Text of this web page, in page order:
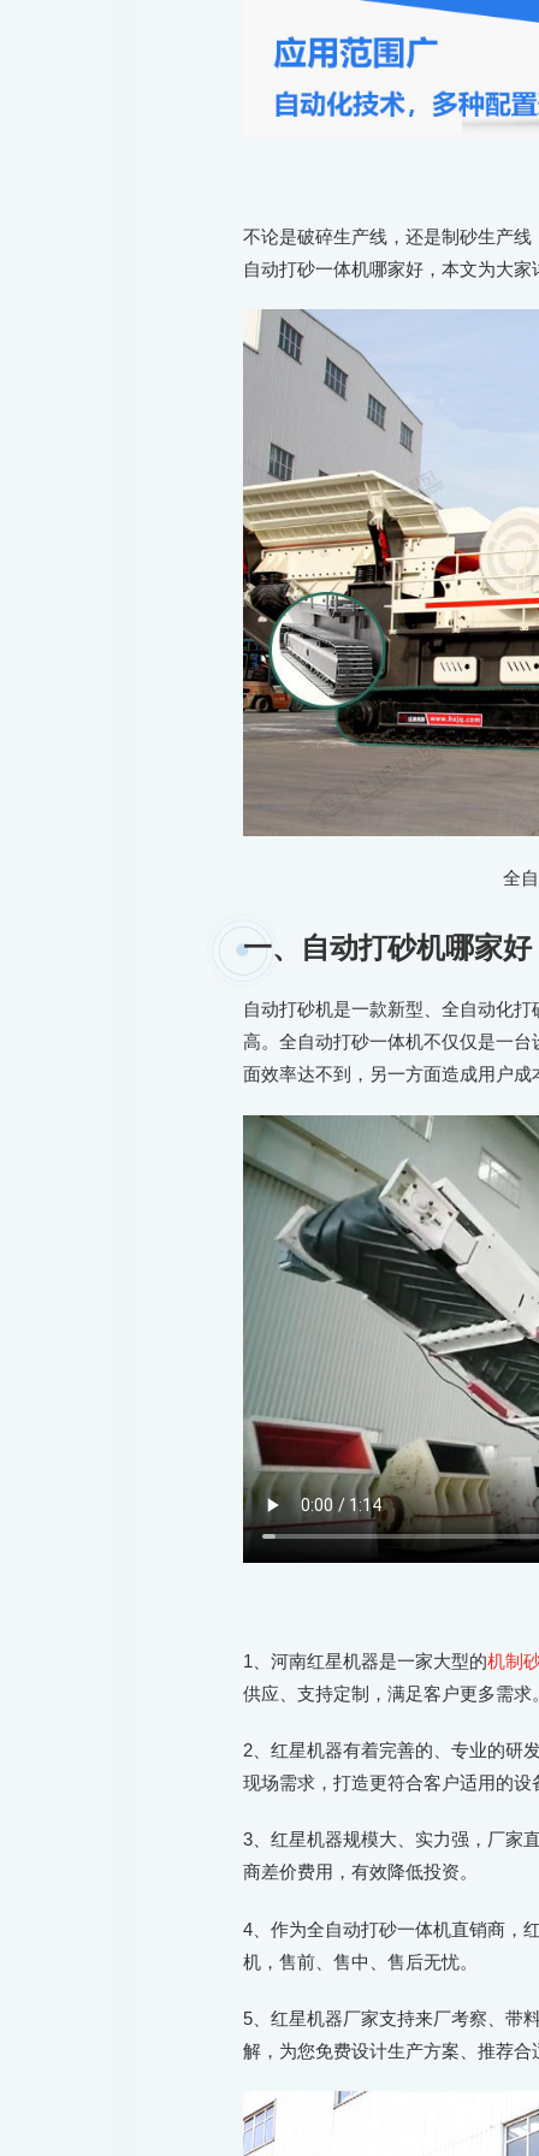
不论是破碎生产线，还是制砂生产
自动打砂一体机哪家好，本文为大家
全
一、自动打砂机哪家
自动打砂机是一款新型、全自动化
高。全自动打砂一体机不仅仅是一
面效率达不到，另一方面造成用户
1、河南红星机器是一家大型的机制
供应、支持定制，满足客户更多需求
2、红星机器有着完善的、专业的研
现场需求，打造更符合客户适用的设
3、红星机器规模大、实力强，厂家
商差价费用，有效降低投资。
4、作为全自动打砂一体机直销商，
机，售前、售中、售后无忧。
5、红星机器厂家支持来厂考察、带
解，为您免费设计生产方案、推荐